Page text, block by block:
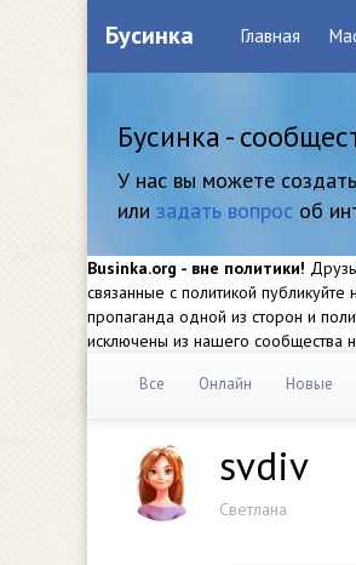
Бусинка Главная
Бусинка -
У нас вы можете создать
или задать вопрос об
Businka.org - вне политики!
связанные с политикой
пропаганда одной из сторон и
исключены из нашего сообщества
Все Онлайн Новые
svdiv
Светлана